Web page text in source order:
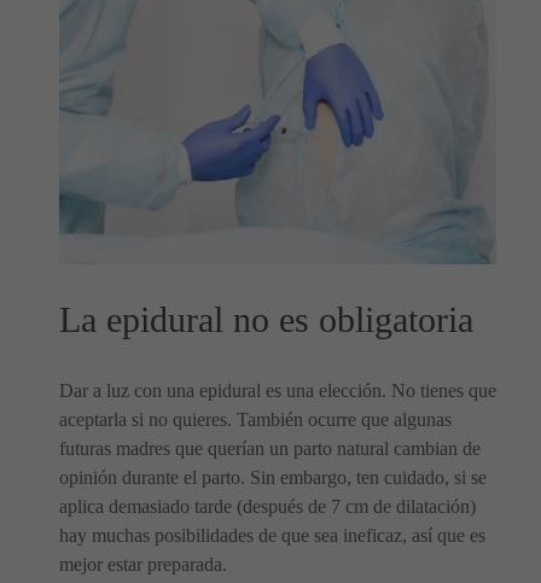
La epidural no es obligatoria
Dar a luz con una epidural es una elección. No tienes que
aceptarla si no quieres. También ocurre que algunas
futuras madres que querían un parto natural cambian de
opinión durante el parto. Sin embargo, ten cuidado, si se
aplica demasiado tarde (después de 7 cm de dilatación)
hay muchas posibilidades de que sea ineficaz, así que es
mejor estar preparada.